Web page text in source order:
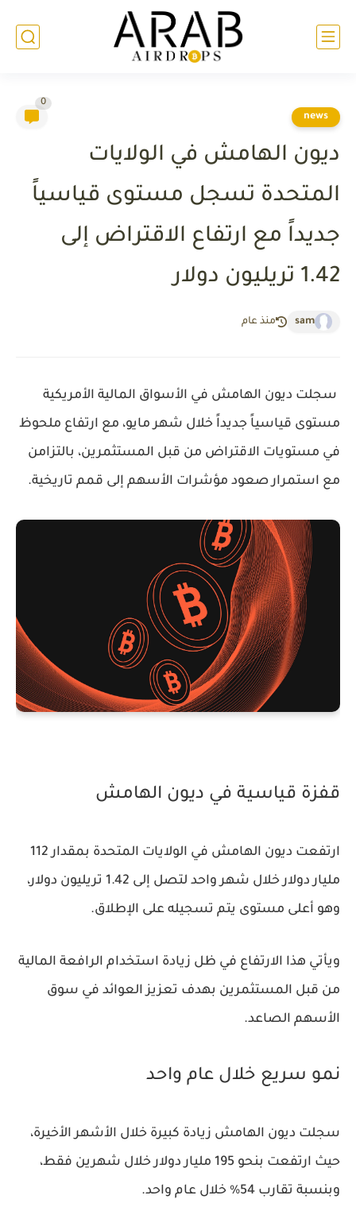
news
0
ديون الهامش في الولايات
المتحدة تسجل مستوى قياسياً
جديداً مع ارتفاع الاقتراض إلى
1.42 تريليون دولار
sam منذ عام
سجلت ديون الهامش في الأسواق المالية الأمريكية
مستوى قياسياً جديداً خلال شهر مايو، مع ارتفاع ملحوظ
في مستويات الاقتراض من قبل المستثمرين، بالتزامن
مع استمرار صعود مؤشرات الأسهم إلى قمم تاريخية.
قفزة قياسية في ديون الهامش
ارتفعت ديون الهامش في الولايات المتحدة بمقدار 112
مليار دولار خلال شهر واحد لتصل إلى 1.42 تريليون دولار،
وهو أعلى مستوى يتم تسجيله على الإطلاق.
ويأتي هذا الارتفاع في ظل زيادة استخدام الرافعة المالية
من قبل المستثمرين بهدف تعزيز العوائد في سوق
الأسهم الصاعد.
نمو سريع خلال عام واحد
سجلت ديون الهامش زيادة كبيرة خلال الأشهر الأخيرة،
حيث ارتفعت بنحو 195 مليار دولار خلال شهرين فقط،
وبنسبة تقارب 54% خلال عام واحد.